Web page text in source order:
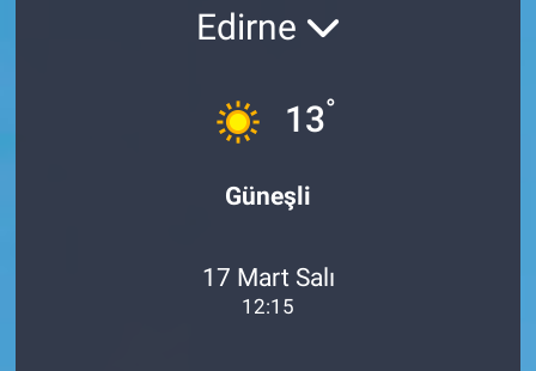
Edirne
13°
Güneşli
17 Mart Salı
12:15
Ege'den Esintiler